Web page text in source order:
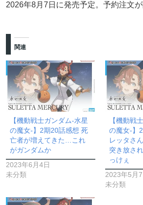
2026年8月7日に発売予定。予約注文が
関連
【機動戦士ガンダム-水星
の魔女-】2期20話感想 死
亡者が増えてきた…これ
がガンダムか
2023年6月4日
未分類
【機動戦
の魔女-】
レッタさ
突き放さ
っけぇ
2023年5月7
未分類